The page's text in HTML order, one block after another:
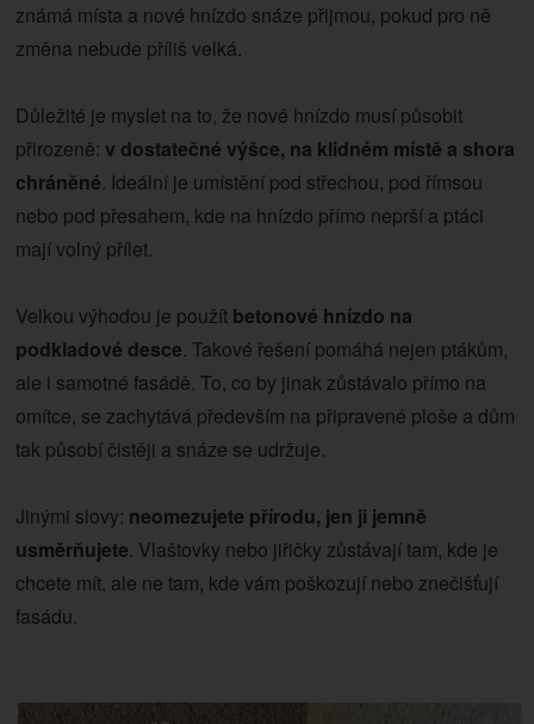
známá místa a nové hnízdo snáze přijmou, pokud pro ně
změna nebude příliš velká.
Důležité je myslet na to, že nové hnízdo musí působit
přirozeně:v dostatečné výšce, na klidném místě a shora
chráněné. Ideální je umístění pod střechou, pod římsou
nebo pod přesahem, kde na hnízdo přímo neprší a ptáci
mají volný přílet.
Velkou výhodou je použít betonové hnízdo na
podkladové desce. Takové řešení pomáhá nejen ptákům,
ale i samotné fasádě. To, co by jinak zůstávalo přímo na
omítce, se zachytává především na připravené ploše a dům
tak působí čistěji a snáze se udržuje.
Jinými slovy: neomezujete přírodu, jen ji jemně
usměrňujete. Vlaštovky nebo jiřičky zůstávají tam, kde je
chcete mít, ale ne tam, kde vám poškozují nebo znečišťují
fasádu.